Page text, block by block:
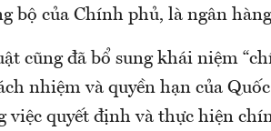
bộ của Chính phủ, là ngân
cũng đã bổ sung khái niệm
nhiệm và quyền hạn của
việc quyết định và thực hiện